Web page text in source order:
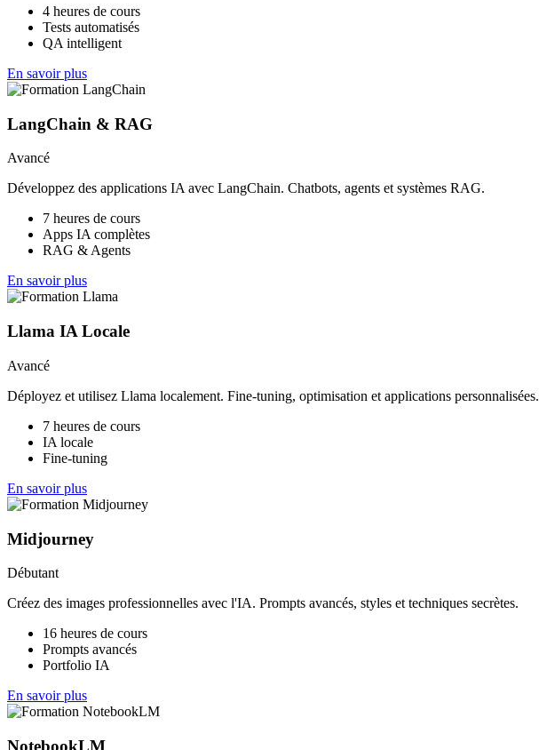
4 heures de cours
Tests automatisés
QA intelligent
En savoir plus
LangChain & RAG
Avancé
Développez des applications IA avec LangChain. Chatbots, agents et systèmes RAG.
7 heures de cours
Apps IA complètes
RAG & Agents
En savoir plus
Llama IA Locale
Avancé
Déployez et utilisez Llama localement. Fine-tuning, optimisation et applications personnalisées.
7 heures de cours
IA locale
Fine-tuning
En savoir plus
Midjourney
Débutant
Créez des images professionnelles avec l'IA. Prompts avancés, styles et techniques secrètes.
16 heures de cours
Prompts avancés
Portfolio IA
En savoir plus
NotebookLM